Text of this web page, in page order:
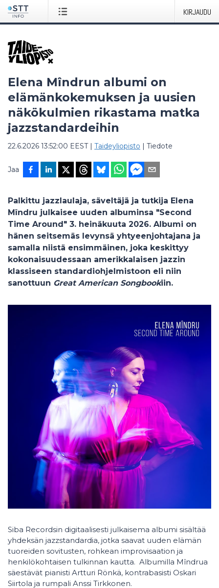
KIRJAUDU
Elena Mîndrun albumi on
elämänkokemuksen ja uusien
näkökulmien rikastama matka
jazzstandardeihin
22.6.2026 13:52:00 EEST| Taideyliopisto | Tiedote
Jaa
Palkittu jazzlaulaja, säveltäjä ja tutkija Elena
Mîndru julkaisee uuden albuminsa "Second
Time Around" 3. heinäkuuta 2026. Albumi on
hänen seitsemäs levynsä yhtyeenjohtajana ja
samalla niistä ensimmäinen, joka keskittyy
kokonaisuudessaan amerikkalaisen jazzin
klassiseen standardiohjelmistoon eli niin
sanottuun Great American Songbookiin.
Siba Recordsin digitaalisesti julkaisema albumi sisältää
yhdeksän jazzstandardia, jotka saavat uuden elämän
tuoreiden sovitusten, rohkean improvisaation ja
henkilökohtaisen tulkinnan kautta. Albumilla Mîndrua
säestävät pianisti Artturi Rönkä, kontrabasisti Oskari
Siirtola ja rumpali Anssi Tirkkonen.